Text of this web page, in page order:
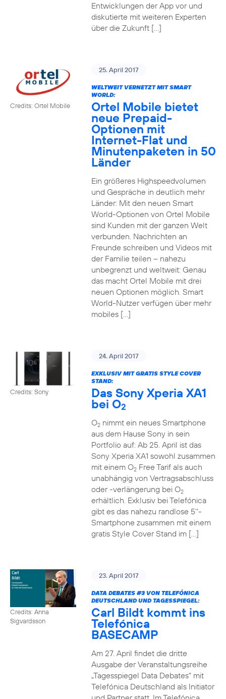
Entwicklungen der App vor und
diskutierte mit weiteren Experten
über die Zukunft […]
Credits: Ortel Mobile
25. April 2017
WELTWEIT VERNETZT MIT SMART
WORLD:
Ortel Mobile bietet
neue Prepaid-
Optionen mit
Internet-Flat und
Minutenpaketen in 50
Länder
Ein größeres Highspeedvolumen
und Gespräche in deutlich mehr
Länder: Mit den neuen Smart
World-Optionen von Ortel Mobile
sind Kunden mit der ganzen Welt
verbunden. Nachrichten an
Freunde schreiben und Videos mit
der Familie teilen – nahezu
unbegrenzt und weltweit: Genau
das macht Ortel Mobile mit drei
neuen Optionen möglich. Smart
World-Nutzer verfügen über mehr
mobiles […]
Credits: Sony
24. April 2017
EXKLUSIV MIT GRATIS STYLE COVER
STAND:
Das Sony Xperia XA1
bei O2
O2nimmt ein neues Smartphone
aus dem Hause Sony in sein
Portfolio auf: Ab 25. April ist das
Sony Xperia XA1 sowohl zusammen
mit einem O2Free Tarif als auch
unabhängig von Vertragsabschluss
oder -verlängerung bei O2
erhältlich. Exklusiv bei Telefónica
gibt es das nahezu randlose 5‘‘-
Smartphone zusammen mit einem
gratis Style Cover Stand im […]
Credits: Anna
Sigvardsson
23. April 2017
DATA DEBATES #3VON TELEFÓNICA
DEUTSCHLAND UND TAGESSPIEGEL:
Carl Bildt kommt ins
Telefónica
BASECAMP
Am 27. April findet die dritte
Ausgabe der Veranstaltungsreihe
„Tagesspiegel Data Debates“ mit
Telefónica Deutschland als Initiator